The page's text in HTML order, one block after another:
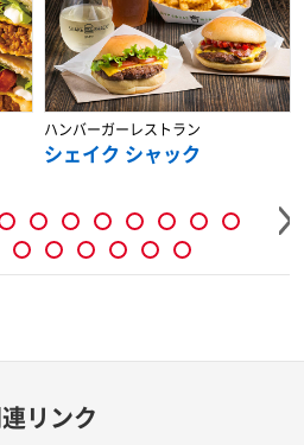
ハンバーガーレストラン
シェイク シャック
リンク